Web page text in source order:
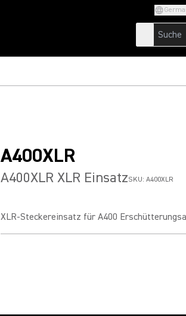
A400XLR
A400XLR XLR EinsatzSKU: A400XLR
XLR-Steckereinsatz für A400